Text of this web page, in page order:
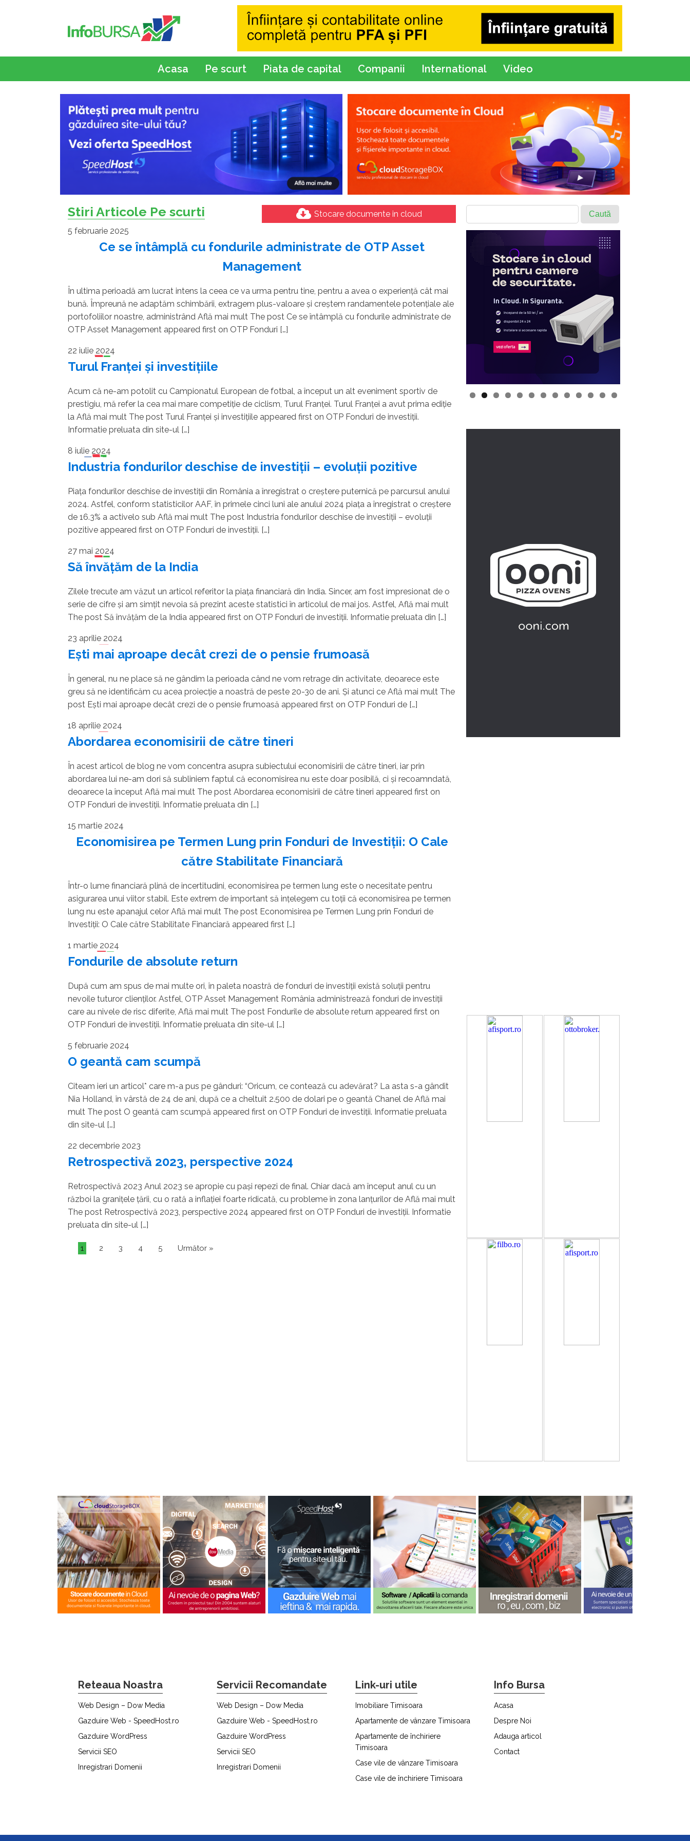
Acasa Pe scurt Piata de capital Companii International Video
Stiri Articole Pe scurti
Stocare documente in cloud
5 februarie 2025
Ce se întâmplă cu fondurile administrate de OTP Asset
Management
În ultima perioadă am lucrat intens la ceea ce va urma pentru tine, pentru a avea o experiență cât mai
bună. Împreună ne adaptăm schimbării, extragem plus-valoare și creștem randamentele potențiale ale
portofoliilor noastre, administrând Află mai mult The post Ce se întâmplă cu fondurile administrate de
OTP Asset Management appeared first on OTP Fonduri […]
22 iulie 2024
Turul Franței și investițiile
Acum că ne-am potolit cu Campionatul European de fotbal, a început un alt eveniment sportiv de
prestigiu, mă refer la cea mai mare competiție de ciclism, Turul Franței. Turul Franței a avut prima ediție
la Află mai mult The post Turul Franței și investițiile appeared first on OTP Fonduri de investiții.
Informatie preluata din site-ul […]
8 iulie 2024
Industria fondurilor deschise de investiții – evoluții pozitive
Piața fondurilor deschise de investiții din România a înregistrat o creștere puternică pe parcursul anului
2024. Astfel, conform statisticilor AAF, în primele cinci luni ale anului 2024 piața a înregistrat o creștere
de 16.3% a activelo sub Află mai mult The post Industria fondurilor deschise de investiții – evoluții
pozitive appeared first on OTP Fonduri de investiții. […]
27 mai 2024
Să învățăm de la India
Zilele trecute am văzut un articol referitor la piața financiară din India. Sincer, am fost impresionat de o
serie de cifre și am simțit nevoia să prezint aceste statistici în articolul de mai jos. Astfel, Află mai mult
The post Să învățăm de la India appeared first on OTP Fonduri de investiții. Informatie preluata din […]
23 aprilie 2024
Ești mai aproape decât crezi de o pensie frumoasă
În general, nu ne place să ne gândim la perioada când ne vom retrage din activitate, deoarece este
greu să ne identificăm cu acea proiecție a noastră de peste 20-30 de ani. Și atunci ce Află mai mult The
post Ești mai aproape decât crezi de o pensie frumoasă appeared first on OTP Fonduri de […]
18 aprilie 2024
Abordarea economisirii de către tineri
În acest articol de blog ne vom concentra asupra subiectului economisirii de către tineri, iar prin
abordarea lui ne-am dori să subliniem faptul că economisirea nu este doar posibilă, ci și recoamndată,
deoarece la început Află mai mult The post Abordarea economisirii de către tineri appeared first on
OTP Fonduri de investiții. Informatie preluata din […]
15 martie 2024
Economisirea pe Termen Lung prin Fonduri de Investiții: O Cale
către Stabilitate Financiară
Într-o lume financiară plină de incertitudini, economisirea pe termen lung este o necesitate pentru
asigurarea unui viitor stabil. Este extrem de important să ințelegem cu toții că economisirea pe termen
lung nu este apanajul celor Află mai mult The post Economisirea pe Termen Lung prin Fonduri de
Investiții: O Cale către Stabilitate Financiară appeared first […]
1 martie 2024
Fondurile de absolute return
După cum am spus de mai multe ori, în paleta noastră de fonduri de investiții există soluții pentru
nevoile tuturor clienților. Astfel, OTP Asset Management România administrează fonduri de investiții
care au nivele de risc diferite, Află mai mult The post Fondurile de absolute return appeared first on
OTP Fonduri de investiții. Informatie preluata din site-ul […]
5 februarie 2024
O geantă cam scumpă
Citeam ieri un articol* care m-a pus pe gânduri: “Oricum, ce contează cu adevărat? La asta s-a gândit
Nia Holland, în vârstă de 24 de ani, după ce a cheltuit 2.500 de dolari pe o geantă Chanel de Află mai
mult The post O geantă cam scumpă appeared first on OTP Fonduri de investiții. Informatie preluata
din site-ul […]
22 decembrie 2023
Retrospectivă 2023, perspective 2024
Retrospectivă 2023 Anul 2023 se apropie cu pași repezi de final. Chiar dacă am început anul cu un
război la granițele țării, cu o rată a inflației foarte ridicată, cu probleme în zona lanțurilor de Află mai mult
The post Retrospectivă 2023, perspective 2024 appeared first on OTP Fonduri de investiții. Informatie
preluata din site-ul […]
1 2 3 4 5 Următor »
Reteaua Noastra
Web Design – Dow Media
Gazduire Web - SpeedHost.ro
Gazduire WordPress
Servicii SEO
Inregistrari Domenii
Servicii Recomandate
Web Design – Dow Media
Gazduire Web - SpeedHost.ro
Gazduire WordPress
Servicii SEO
Inregistrari Domenii
Link-uri utile
Imobiliare Timisoara
Apartamente de vânzare Timisoara
Apartamente de închiriere
Timisoara
Case vile de vânzare Timisoara
Case vile de închiriere Timisoara
Info Bursa
Acasa
Despre Noi
Adauga articol
Contact